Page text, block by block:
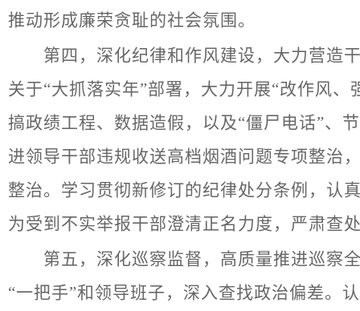
推动形成廉荣贪耻的社会氛围。
第四，深化纪律和作风建设，大力营造干
关于“大抓落实年”部署，大力开展“改作风
搞政绩工程、数据造假，以及“僵尸电话”、
进领导干部违规收送高档烟酒问题专项整治
整治。学习贯彻新修订的纪律处分条例，认
为受到不实举报干部澄清正名力度，严肃查
第五，深化巡察监督，高质量推进巡察全
“一把手”和领导班子，深入查找政治偏差。